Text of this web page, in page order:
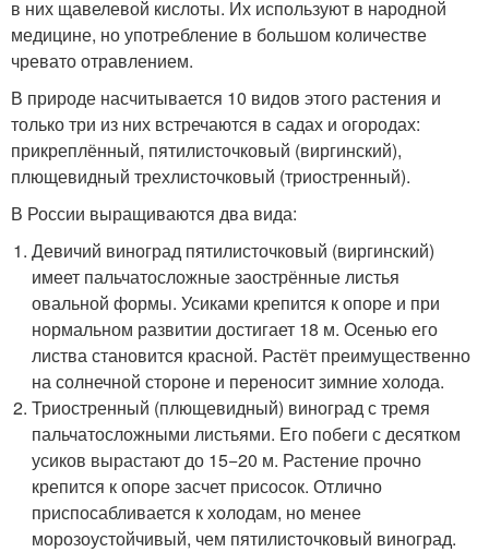
в них щавелевой кислоты. Их используют в народной
медицине, но употребление в большом количестве
чревато отравлением.
В природе насчитывается 10 видов этого растения и
только три из них встречаются в садах и огородах:
прикреплённый, пятилисточковый (виргинский),
плющевидный трехлисточковый (триостренный).
В России выращиваются два вида:
Девичий виноград пятилисточковый (виргинский)
имеет пальчатосложные заострённые листья
овальной формы. Усиками крепится к опоре и при
нормальном развитии достигает 18 м. Осенью его
листва становится красной. Растёт преимущественно
на солнечной стороне и переносит зимние холода.
Триостренный (плющевидный) виноград с тремя
пальчатосложными листьями. Его побеги с десятком
усиков вырастают до 15−20 м. Растение прочно
крепится к опоре засчет присосок. Отлично
приспосабливается к холодам, но менее
морозоустойчивый, чем пятилисточковый виноград.